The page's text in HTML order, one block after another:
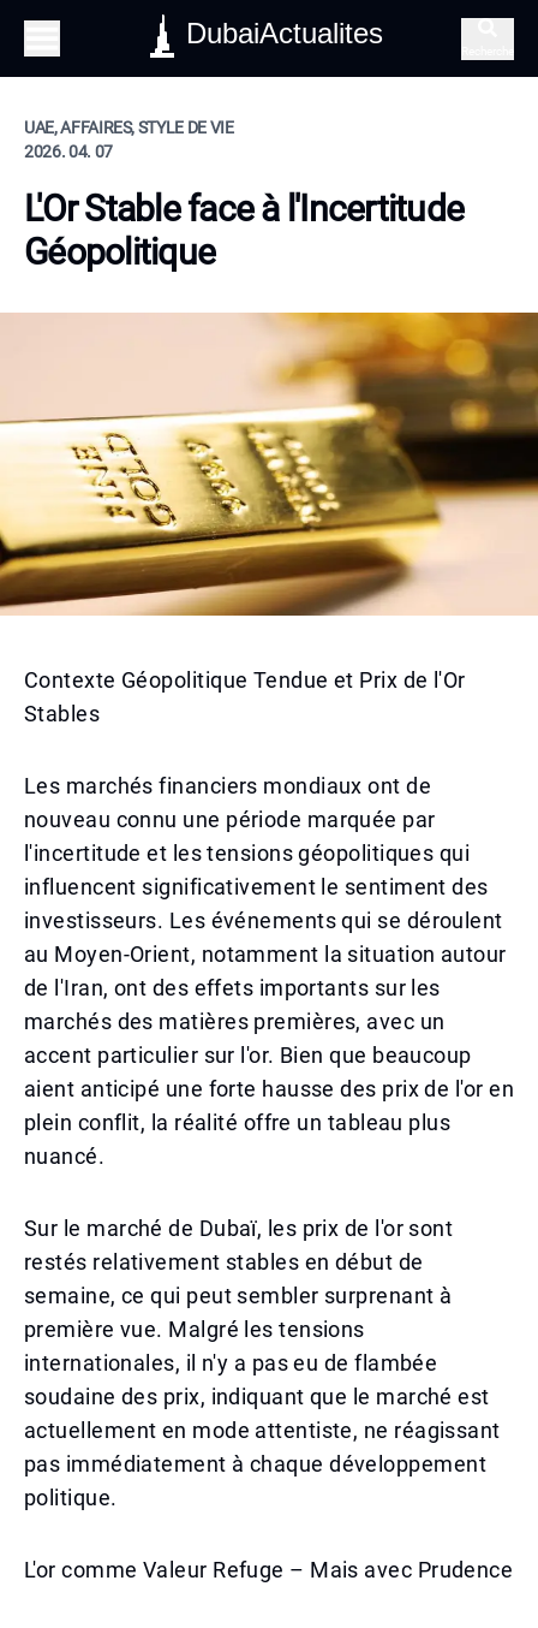
DubaiActualites
UAE, AFFAIRES, STYLE DE VIE
2026. 04. 07
L'Or Stable face à l'Incertitude
Géopolitique
Contexte Géopolitique Tendue et Prix de l'Or
Stables
Les marchés financiers mondiaux ont de
nouveau connu une période marquée par
l'incertitude et les tensions géopolitiques qui
influencent significativement le sentiment des
investisseurs. Les événements qui se déroulent
au Moyen-Orient, notamment la situation autour
de l'Iran, ont des effets importants sur les
marchés des matières premières, avec un
accent particulier sur l'or. Bien que beaucoup
aient anticipé une forte hausse des prix de l'or en
plein conflit, la réalité offre un tableau plus
nuancé.
Sur le marché de Dubaï, les prix de l'or sont
restés relativement stables en début de
semaine, ce qui peut sembler surprenant à
première vue. Malgré les tensions
internationales, il n'y a pas eu de flambée
soudaine des prix, indiquant que le marché est
actuellement en mode attentiste, ne réagissant
pas immédiatement à chaque développement
politique.
L'or comme Valeur Refuge – Mais avec Prudence